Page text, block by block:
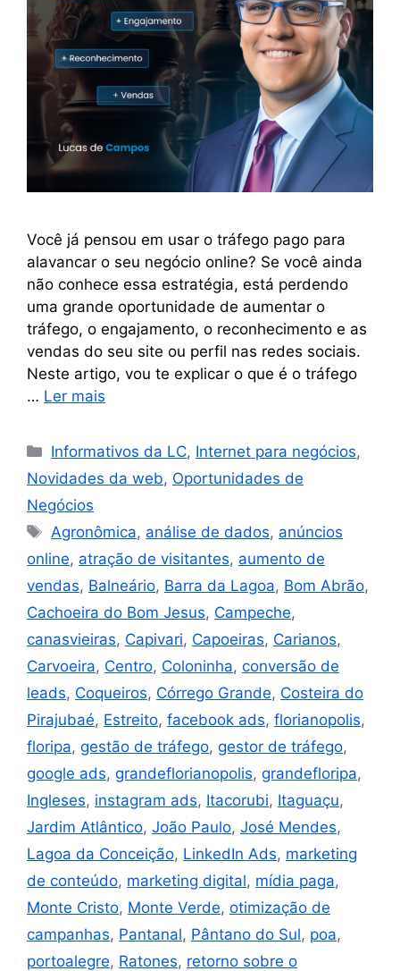
Você já pensou em usar o tráfego pago para
alavancar o seu negócio online? Se você ainda
não conhece essa estratégia, está perdendo
uma grande oportunidade de aumentar o
tráfego, o engajamento, o reconhecimento e as
vendas do seu site ou perfil nas redes sociais.
Neste artigo, vou te explicar o que é o tráfego
… Ler mais
Informativos da LC, Internet para negócios,
Novidades da web, Oportunidades de
Negócios
Agronômica, análise de dados, anúncios
online, atração de visitantes, aumento de
vendas, Balneário, Barra da Lagoa, Bom Abrão,
Cachoeira do Bom Jesus, Campeche,
canasvieiras, Capivari, Capoeiras, Carianos,
Carvoeira, Centro, Coloninha, conversão de
leads, Coqueiros, Córrego Grande, Costeira do
Pirajubaé, Estreito, facebook ads, florianopolis,
floripa, gestão de tráfego, gestor de tráfego,
google ads, grandeflorianopolis, grandefloripa,
Ingleses, instagram ads, Itacorubi, Itaguaçu,
Jardim Atlântico, João Paulo, José Mendes,
Lagoa da Conceição, LinkedIn Ads, marketing
de conteúdo, marketing digital, mídia paga,
Monte Cristo, Monte Verde, otimização de
campanhas, Pantanal, Pântano do Sul, poa,
portoalegre, Ratones, retorno sobre o